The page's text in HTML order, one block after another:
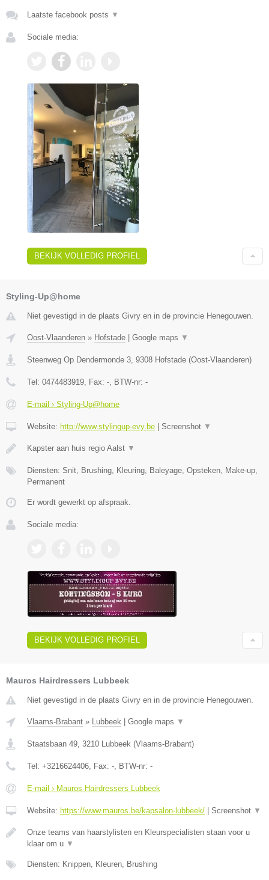
Laatste facebook posts ▼
Sociale media:
BEKIJK VOLLEDIG PROFIEL
Styling-Up@home
Niet gevestigd in de plaats Givry en in de provincie Henegouwen.
Oost-Vlaanderen » Hofstade | Google maps ▼
Steenweg Op Dendermonde 3 9308 Hofstade (Oost-Vlaanderen)
Tel: 0474483919 , Fax: - , BTW-nr: -
E-mail › Styling-Up@home
Website: http://www.stylingup-evy.be | Screenshot ▼
Kapster aan huis regio Aalst ▼
Diensten: Snit, Brushing, Kleuring, Baleyage, Opsteken, Make-up,
Permanent
Er wordt gewerkt op afspraak.
Sociale media:
BEKIJK VOLLEDIG PROFIEL
Mauros Hairdressers Lubbeek
Niet gevestigd in de plaats Givry en in de provincie Henegouwen.
Vlaams-Brabant » Lubbeek Google maps ▼
Staatsbaan 49 3210 Lubbeek (Vlaams-Brabant)
Tel: +3216624406 , Fax: - , BTW-nr: -
E-mail › Mauros Hairdressers Lubbeek
Website: https://www.mauros.be/kapsalon-lubbeek/ Screenshot ▼
Onze teams van haarstylisten en Kleurspecialisten staan voor u
klaar om u ▼
Diensten: Knippen, Kleuren, Brushing